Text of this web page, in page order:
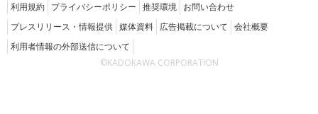
利用規約 プライバシーポリシー 推奨環境 お問い合わせ
プレスリリース・情報提供 媒体資料 広告掲載について 会社概要
利用者情報の外部送信について
©KADOKAWA CORPORATION